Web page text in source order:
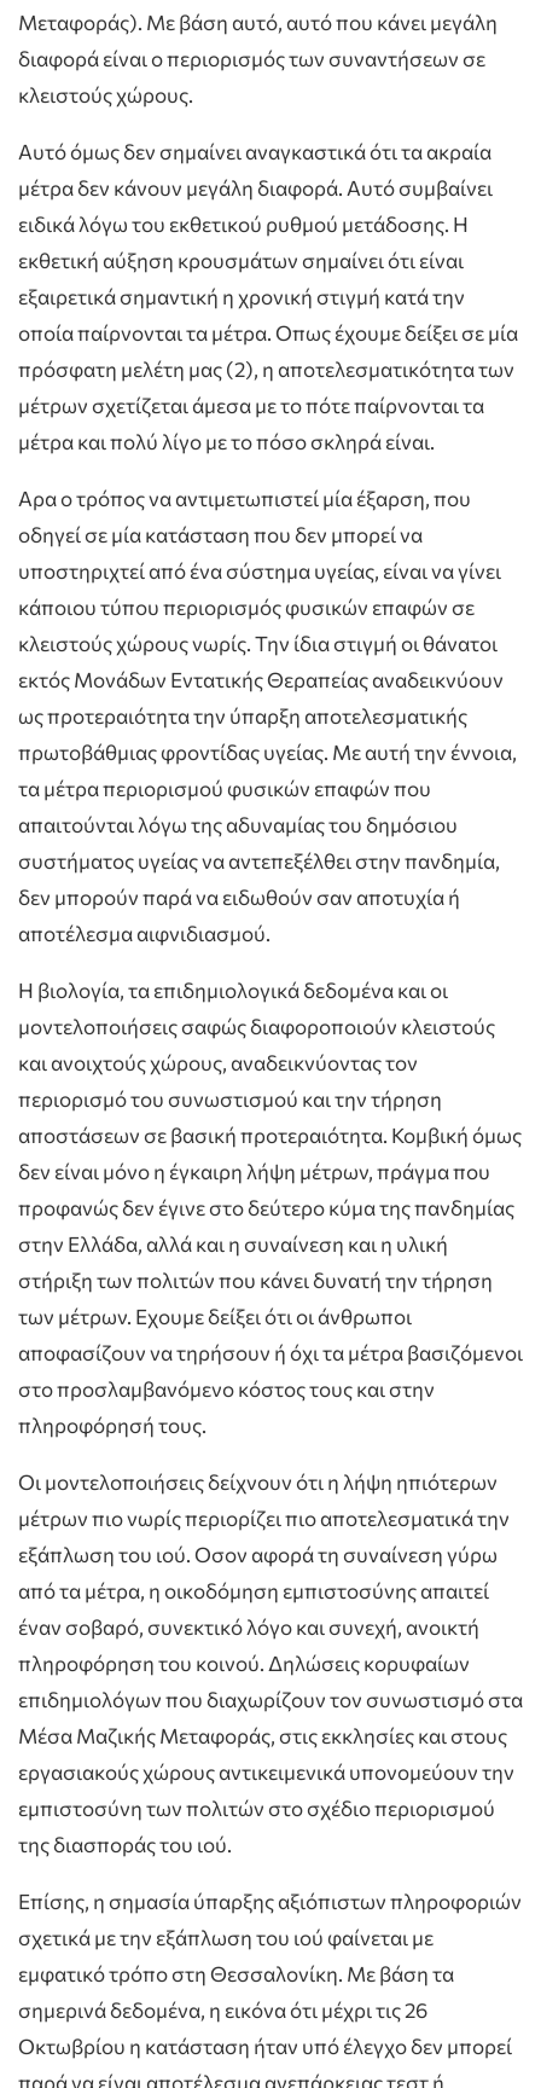
Μεταφοράς). Με βάση αυτό, αυτό που κάνει μεγάλη
διαφορά είναι ο περιορισμός των συναντήσεων σε
κλειστούς χώρους.
Αυτό όμως δεν σημαίνει αναγκαστικά ότι τα ακραία
μέτρα δεν κάνουν μεγάλη διαφορά. Αυτό συμβαίνει
ειδικά λόγω του εκθετικού ρυθμού μετάδοσης. Η
εκθετική αύξηση κρουσμάτων σημαίνει ότι είναι
εξαιρετικά σημαντική η χρονική στιγμή κατά την
οποία παίρνονται τα μέτρα. Οπως έχουμε δείξει σε μία
πρόσφατη μελέτη μας (2), η αποτελεσματικότητα των
μέτρων σχετίζεται άμεσα με το πότε παίρνονται τα
μέτρα και πολύ λίγο με το πόσο σκληρά είναι.
Αρα ο τρόπος να αντιμετωπιστεί μία έξαρση, που
οδηγεί σε μία κατάσταση που δεν μπορεί να
υποστηριχτεί από ένα σύστημα υγείας, είναι να γίνει
κάποιου τύπου περιορισμός φυσικών επαφών σε
κλειστούς χώρους νωρίς. Την ίδια στιγμή οι θάνατοι
εκτός Μονάδων Εντατικής Θεραπείας αναδεικνύουν
ως προτεραιότητα την ύπαρξη αποτελεσματικής
πρωτοβάθμιας φροντίδας υγείας. Με αυτή την έννοια,
τα μέτρα περιορισμού φυσικών επαφών που
απαιτούνται λόγω της αδυναμίας του δημόσιου
συστήματος υγείας να αντεπεξέλθει στην πανδημία,
δεν μπορούν παρά να ειδωθούν σαν αποτυχία ή
αποτέλεσμα αιφνιδιασμού.
Η βιολογία, τα επιδημιολογικά δεδομένα και οι
μοντελοποιήσεις σαφώς διαφοροποιούν κλειστούς
και ανοιχτούς χώρους, αναδεικνύοντας τον
περιορισμό του συνωστισμού και την τήρηση
αποστάσεων σε βασική προτεραιότητα. Κομβική όμως
δεν είναι μόνο η έγκαιρη λήψη μέτρων, πράγμα που
προφανώς δεν έγινε στο δεύτερο κύμα της πανδημίας
στην Ελλάδα, αλλά και η συναίνεση και η υλική
στήριξη των πολιτών που κάνει δυνατή την τήρηση
των μέτρων. Εχουμε δείξει ότι οι άνθρωποι
αποφασίζουν να τηρήσουν ή όχι τα μέτρα βασιζόμενοι
στο προσλαμβανόμενο κόστος τους και στην
πληροφόρησή τους.
Οι μοντελοποιήσεις δείχνουν ότι η λήψη ηπιότερων
μέτρων πιο νωρίς περιορίζει πιο αποτελεσματικά την
εξάπλωση του ιού. Οσον αφορά τη συναίνεση γύρω
από τα μέτρα, η οικοδόμηση εμπιστοσύνης απαιτεί
έναν σοβαρό, συνεκτικό λόγο και συνεχή, ανοικτή
πληροφόρηση του κοινού. Δηλώσεις κορυφαίων
επιδημιολόγων που διαχωρίζουν τον συνωστισμό στα
Μέσα Μαζικής Μεταφοράς, στις εκκλησίες και στους
εργασιακούς χώρους αντικειμενικά υπονομεύουν την
εμπιστοσύνη των πολιτών στο σχέδιο περιορισμού
της διασποράς του ιού.
Επίσης, η σημασία ύπαρξης αξιόπιστων πληροφοριών
σχετικά με την εξάπλωση του ιού φαίνεται με
εμφατικό τρόπο στη Θεσσαλονίκη. Με βάση τα
σημερινά δεδομένα, η εικόνα ότι μέχρι τις 26
Οκτωβρίου η κατάσταση ήταν υπό έλεγχο δεν μπορεί
παρά να είναι αποτέλεσμα ανεπάρκειας τεστ ή